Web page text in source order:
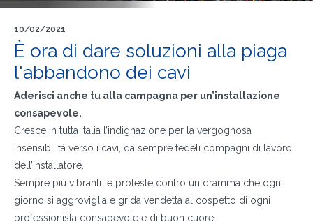
10/02/2021
È ora di dare soluzioni alla piaga
l'abbandono dei cavi
Aderisci anche tu alla campagna per un’installazione
consapevole.
Cresce in tutta Italia l’indignazione per la vergognosa
insensibilità verso i cavi, da sempre fedeli compagni di lavoro
dell’installatore.
Sempre più vibranti le proteste contro un dramma che ogni
giorno si aggroviglia e grida vendetta al cospetto di ogni
professionista consapevole e di buon cuore.